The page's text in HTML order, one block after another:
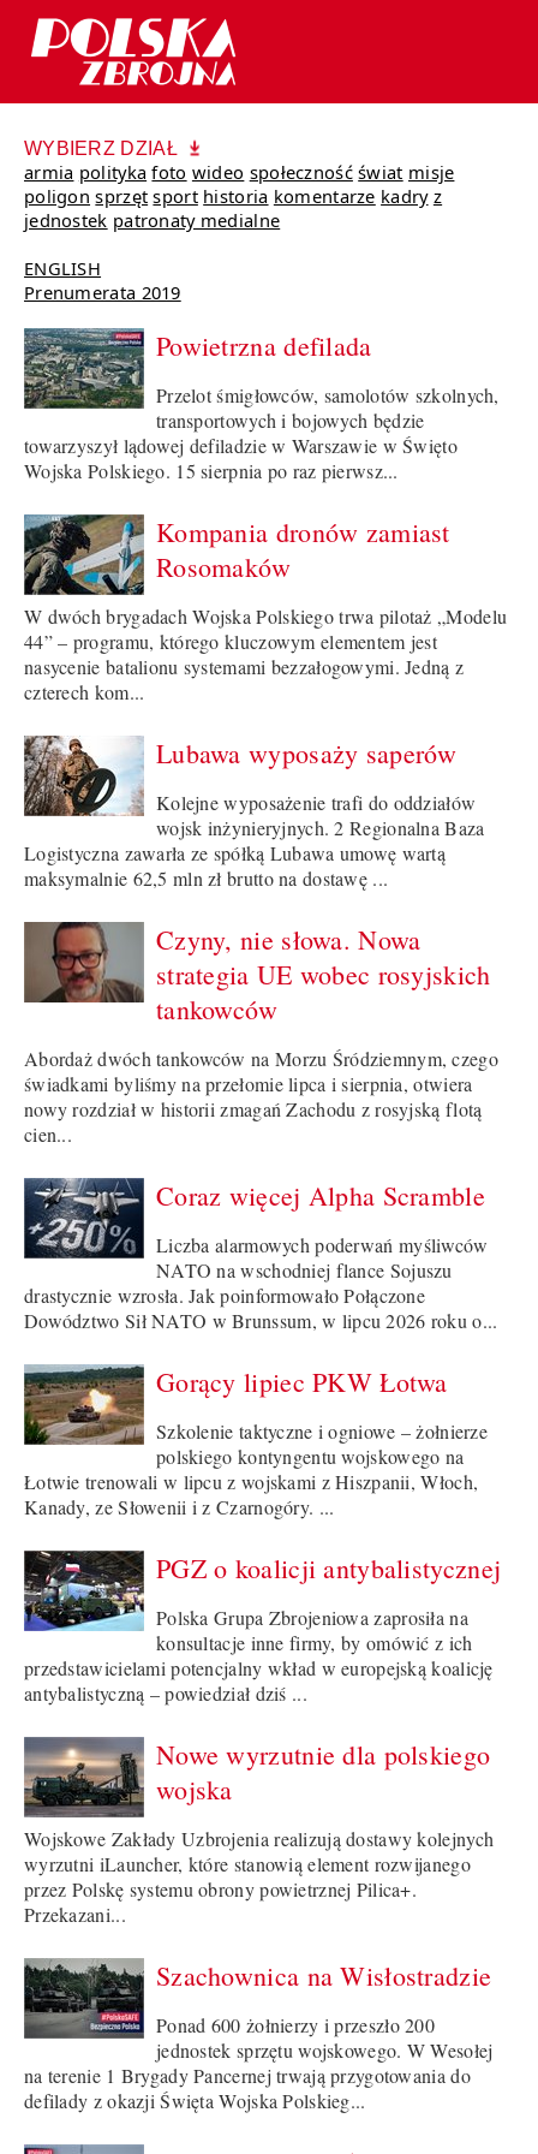
WYBIERZ DZIAŁ
armia polityka foto wideo społeczność świat misje
poligon sprzęt sport historia komentarze kadry z
jednostek patronaty medialne
ENGLISH
Prenumerata 2019
Powietrzna defilada
Przelot śmigłowców, samolotów szkolnych,
transportowych i bojowych będzie
towarzyszył lądowej defiladzie w Warszawie w Święto
Wojska Polskiego. 15 sierpnia po raz pierwsz...
Kompania dronów zamiast
Rosomaków
W dwóch brygadach Wojska Polskiego trwa pilotaż „Modelu
44” – programu, którego kluczowym elementem jest
nasycenie batalionu systemami bezzałogowymi. Jedną z
czterech kom...
Lubawa wyposaży saperów
Kolejne wyposażenie trafi do oddziałów
wojsk inżynieryjnych. 2 Regionalna Baza
Logistyczna zawarła ze spółką Lubawa umowę wartą
maksymalnie 62,5 mln zł brutto na dostawę ...
Czyny, nie słowa. Nowa
strategia UE wobec rosyjskich
tankowców
Abordaż dwóch tankowców na Morzu Śródziemnym, czego
świadkami byliśmy na przełomie lipca i sierpnia, otwiera
nowy rozdział w historii zmagań Zachodu z rosyjską flotą
cien...
Coraz więcej Alpha Scramble
Liczba alarmowych poderwań myśliwców
NATO na wschodniej flance Sojuszu
drastycznie wzrosła. Jak poinformowało Połączone
Dowództwo Sił NATO w Brunssum, w lipcu 2026 roku o...
Gorący lipiec PKW Łotwa
Szkolenie taktyczne i ogniowe – żołnierze
polskiego kontyngentu wojskowego na
Łotwie trenowali w lipcu z wojskami z Hiszpanii, Włoch,
Kanady, ze Słowenii i z Czarnogóry. ...
PGZ o koalicji antybalistycznej
Polska Grupa Zbrojeniowa zaprosiła na
konsultacje inne firmy, by omówić z ich
przedstawicielami potencjalny wkład w europejską koalicję
antybalistyczną – powiedział dziś ...
Nowe wyrzutnie dla polskiego
wojska
Wojskowe Zakłady Uzbrojenia realizują dostawy kolejnych
wyrzutni iLauncher, które stanowią element rozwijanego
przez Polskę systemu obrony powietrznej Pilica+.
Przekazani...
Szachownica na Wisłostradzie
Ponad 600 żołnierzy i przeszło 200
jednostek sprzętu wojskowego. W Wesołej
na terenie 1 Brygady Pancernej trwają przygotowania do
defilady z okazji Święta Wojska Polskieg...